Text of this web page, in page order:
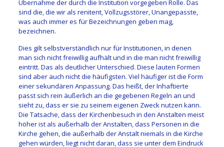
Übernahme der durch die Institution vorgegeben Rolle. Das
sind die, die wir als renitent, Vollzugsstörer, Unangepasste,
was auch immer es für Bezeichnungen geben mag,
bezeichnen.
Dies gilt selbstverständlich nur für Institutionen, in denen
man sich nicht freiwillig aufhält und in die man nicht freiwillig
eintritt. Das als deutlicher Unterschied. Diese lauten Formen
sind aber auch nicht die häufigsten. Viel häufiger ist die Form
einer sekundären Anpassung. Das heißt, der Inhaftierte
passt sich rein äußerlich an die gegebenen Regeln an und
sieht zu, dass er sie zu seinem eigenen Zweck nutzen kann.
Die Tatsache, dass der Kirchenbesuch in den Anstalten meist
höher ist als außerhalb der Anstalten, dass Personen in die
Kirche gehen, die außerhalb der Anstalt niemals in die Kirche
gehen würden, liegt nicht daran, dass sie unter dem Eindruck